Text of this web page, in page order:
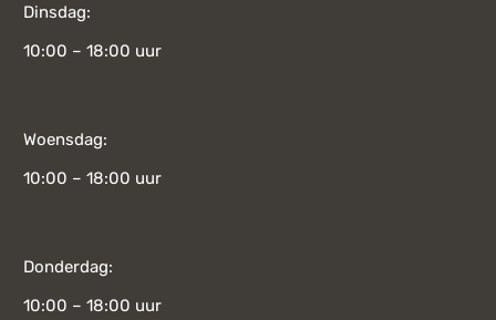
Dinsdag:
10:00 – 18:00 uur
Woensdag:
10:00 – 18:00 uur
Donderdag:
10:00 – 18:00 uur